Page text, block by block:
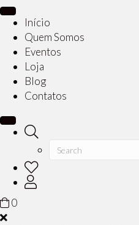
Início
Quem Somos
Eventos
Loja
Blog
Contatos
0